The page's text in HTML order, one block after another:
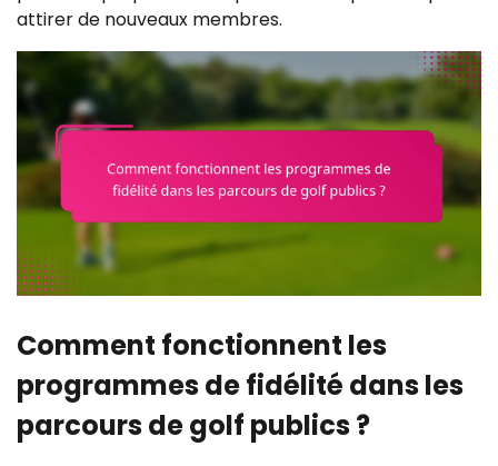
attirer de nouveaux membres.
Comment fonctionnent les
programmes de fidélité dans les
parcours de golf publics ?